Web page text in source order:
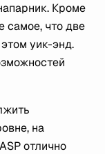
Кроме
самое, что две
уик-энд.
на
отлично